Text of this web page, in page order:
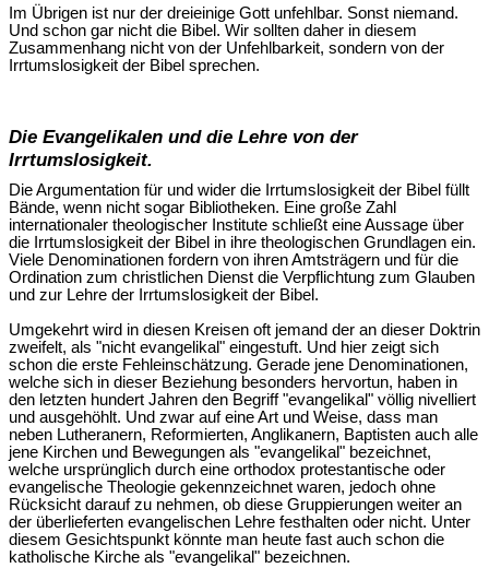
Im Übrigen ist nur der dreieinige Gott unfehlbar. Sonst niemand.
Und schon gar nicht die Bibel. Wir sollten daher in diesem
Zusammenhang nicht von der Unfehlbarkeit, sondern von der
Irrtumslosigkeit der Bibel sprechen.
Die Evangelikalen und die Lehre von der
Irrtumslosigkeit.
Die Argumentation für und wider die Irrtumslosigkeit der Bibel füllt
Bände, wenn nicht sogar Bibliotheken. Eine große Zahl
internationaler theologischer Institute schließt eine Aussage über
die Irrtumslosigkeit der Bibel in ihre theologischen Grundlagen ein.
Viele Denominationen fordern von ihren Amtsträgern und für die
Ordination zum christlichen Dienst die Verpflichtung zum Glauben
und zur Lehre der Irrtumslosigkeit der Bibel.
Umgekehrt wird in diesen Kreisen oft jemand der an dieser Doktrin
zweifelt, als "nicht evangelikal" eingestuft. Und hier zeigt sich
schon die erste Fehleinschätzung. Gerade jene Denominationen,
welche sich in dieser Beziehung besonders hervortun, haben in
den letzten hundert Jahren den Begriff "evangelikal" völlig nivelliert
und ausgehöhlt. Und zwar auf eine Art und Weise, dass man
neben Lutheranern, Reformierten, Anglikanern, Baptisten auch alle
jene Kirchen und Bewegungen als "evangelikal" bezeichnet,
welche ursprünglich durch eine orthodox protestantische oder
evangelische Theologie gekennzeichnet waren, jedoch ohne
Rücksicht darauf zu nehmen, ob diese Gruppierungen weiter an
der überlieferten evangelischen Lehre festhalten oder nicht. Unter
diesem Gesichtspunkt könnte man heute fast auch schon die
katholische Kirche als "evangelikal" bezeichnen.